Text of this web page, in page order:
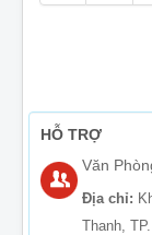
HỖ TRỢ
Văn
Địa chỉ:
Thanh,